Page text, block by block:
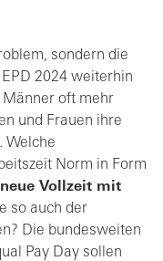
sondern die
2024 weiterhin
Männer oft mehr
und Frauen ihre
Welche
Norm in Form
neue Vollzeit mit
so auch der
Die bundesweiten
Pay Day sollen